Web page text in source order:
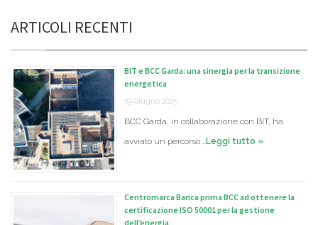
ARTICOLI RECENTI
BIT e BCC Garda: una sinergia per la transizione
energetica
19 Giugno 2025
BCC Garda, in collaborazione con BIT, ha
avviato un percorso …Leggi tutto »
Centromarca Banca prima BCC ad ottenere la
certificazione ISO 50001 per la gestione
dell’energia